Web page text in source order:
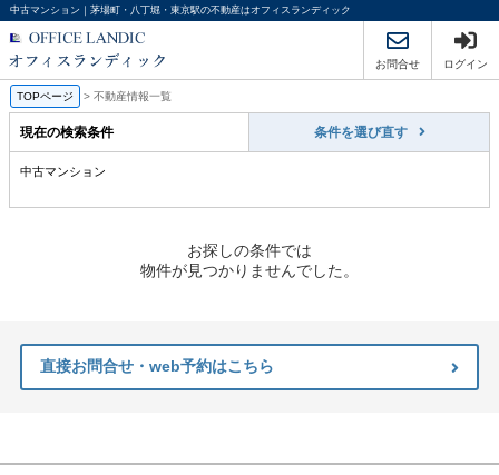
中古マンション｜茅場町・八丁堀・東京駅の不動産はオフィスランディック
お問合せ ログイン
TOPページ > 不動産情報一覧
現在の検索条件 条件を選び直す
中古マンション
お探しの条件では
物件が見つかりませんでした。
直接お問合せ・web予約はこちら